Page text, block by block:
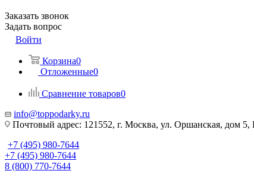
Заказать звонок
Задать вопрос
Войти
Корзина0
Отложенные0
Сравнение товаров0
info@toppodarky.ru
Почтовый адрес: 121552, г. Москва, ул. Оршанская, дом
+7 (495) 980-7644
+7 (495) 980-7644
8 (800) 770-7644